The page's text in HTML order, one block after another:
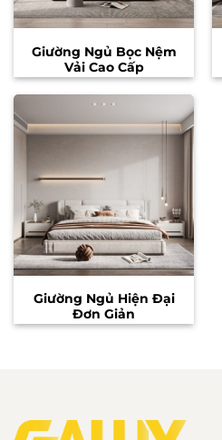
Giường Ngủ Bọc Nệm
Vải Cao Cấp
Giường Ngủ Hiện Đại
Đơn Giản